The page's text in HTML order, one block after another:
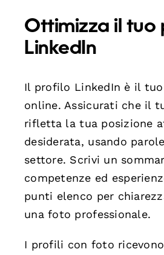
Ottimizza il tuo
LinkedIn
Il profilo LinkedIn è il
online. Assicurati che il
rifletta la tua posizione
desiderata, usando
settore. Scrivi un
competenze ed
punti elenco per
una foto professionale.
I profili con foto